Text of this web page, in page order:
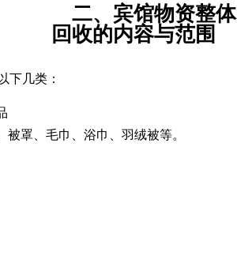
二、宾馆物资整体
回收的内容与范围
下几类：
被罩、毛巾、浴巾、羽绒被等。